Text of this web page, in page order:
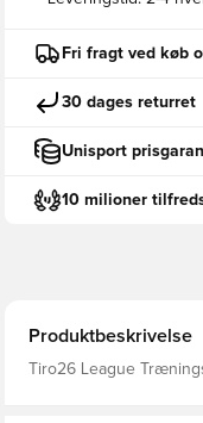
Fri fragt ved køb
30 dages returret
Unisport
10 milioner
Produktbeskrivelse
Tiro26 League